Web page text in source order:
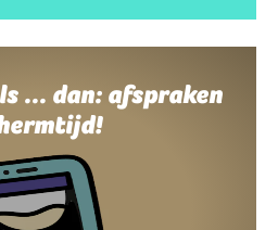
... dan: afspraken